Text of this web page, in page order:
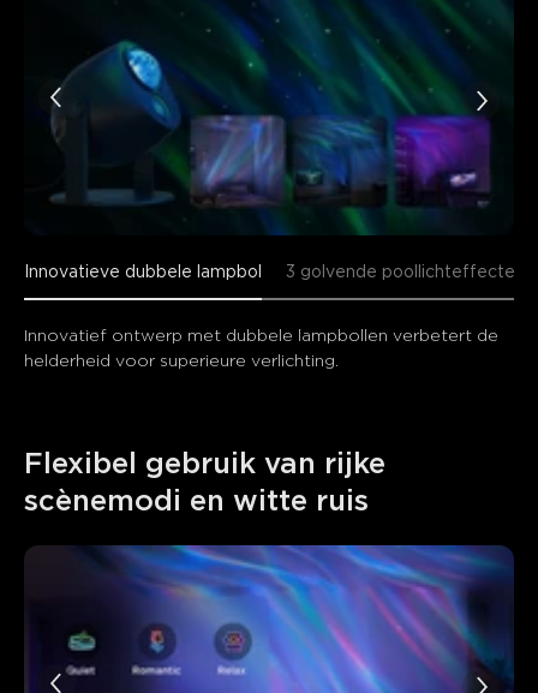
Innovatieve dubbele lampbol 3 golvende poollichteffecten
Innovatief ontwerp met dubbele lampbollen verbetert de
helderheid voor superieure verlichting.
Flexibel gebruik van rijke
scènemodi en witte ruis